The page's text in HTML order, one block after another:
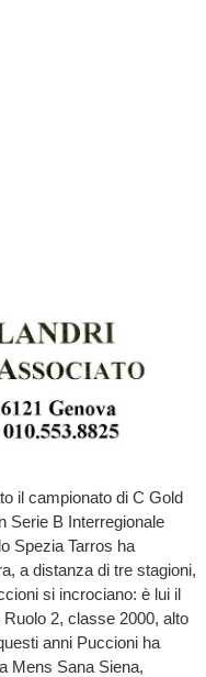
il campionato di C Gold
Serie B Interregionale
Spezia Tarros ha
a distanza di tre stagioni,
si incrociano: è lui il
2, classe 2000, alto
anni Puccioni ha
Mens Sana Siena,